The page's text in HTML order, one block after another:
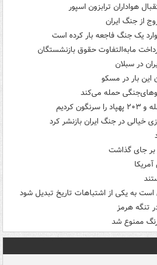
هواداران ترابزون اسپور
از جنگ ایران
یک جنگ فاجعه بار کرده است
مابه‌التفاوت حقوق بازنشستگان
در سبلان
بار در مسکو
خیالی در جنگ ایران بازنشر کرد
به یکی از اشتباهات تاریخ تبدیل شود
تنگه هرمز
ممنوع شد